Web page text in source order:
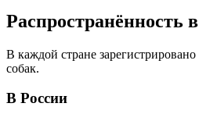
Распространённость
В каждой стране
собак.
В России